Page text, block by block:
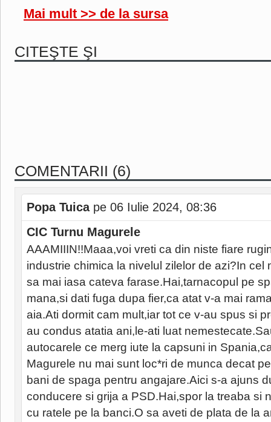
Mai mult >> de la sursa
CITEŞTE ŞI
COMENTARII (6)
Popa Tuicape 06 Iulie 2024, 08:36
CIC Turnu Magurele
AAAMIIIN!!Maaa,voi vreti ca din niste fiare
industrie chimica la nivelul zilelor de azi?In cel
sa mai iasa cateva farase.Hai,tarnacopul pe
mana,si dati fuga dupa fier,ca atat v-a mai
aia.Ati dormit cam mult,iar tot ce v-au spus si
au condus atatia ani,le-ati luat
autocarele ce merg iute la capsuni in
Magurele nu mai sunt loc*ri de munca decat
bani de spaga pentru angajare.Aici s-a ajuns
conducere si grija a PSD.Hai,spor la treaba si
cu ratele pe la banci.O sa aveti de plata de la